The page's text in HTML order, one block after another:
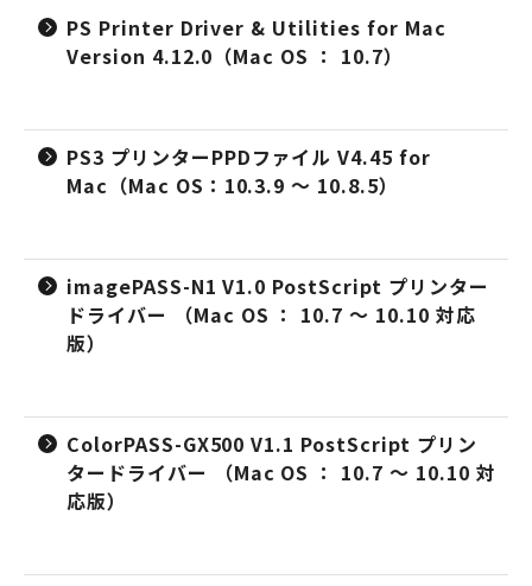
PS Printer Driver & Utilities for Mac
Version 4.12.0（Mac OS ： 10.7）
PS3 プリンターPPDファイル V4.45 for
Mac（Mac OS：10.3.9 ～ 10.8.5）
imagePASS-N1 V1.0 PostScript プリンター
ドライバー （Mac OS ： 10.7 ～ 10.10 対応
版）
ColorPASS-GX500 V1.1 PostScript プリン
タードライバー （Mac OS ： 10.7 ～ 10.10 対
応版）